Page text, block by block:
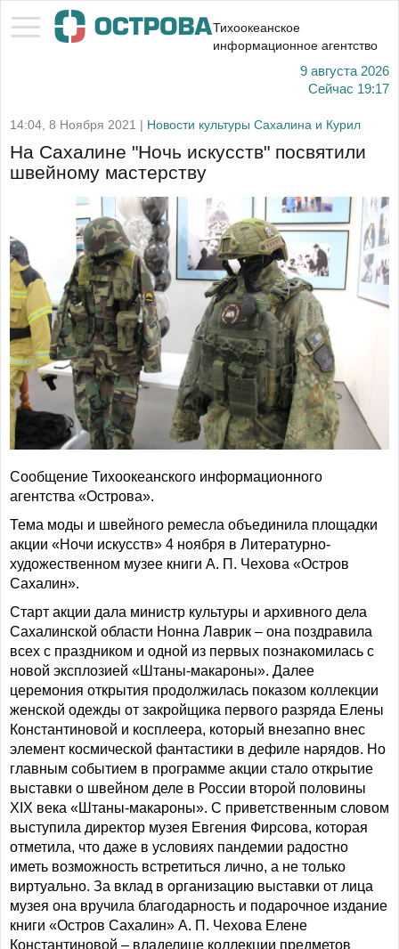
Тихоокеанское
информационное агентство
9 августа 2026
Сейчас 19:17
14:04, 8 Ноября 2021 | Новости культуры Сахалина и Курил
На Сахалине "Ночь искусств" посвятили
швейному мастерству
Сообщение Тихоокеанского информационного
агентства «Острова».
Тема моды и швейного ремесла объединила площадки
акции «Ночи искусств» 4 ноября в Литературно-
художественном музее книги А. П. Чехова «Остров
Сахалин».
Старт акции дала министр культуры и архивного дела
Сахалинской области Нонна Лаврик – она поздравила
всех с праздником и одной из первых познакомилась с
новой эксплозией «Штаны-макароны». Далее
церемония открытия продолжилась показом коллекции
женской одежды от закройщика первого разряда Елены
Константиновой и косплеера, который внезапно внес
элемент космической фантастики в дефиле нарядов. Но
главным событием в программе акции стало открытие
выставки о швейном деле в России второй половины
XIX века «Штаны-макароны». С приветственным словом
выступила директор музея Евгения Фирсова, которая
отметила, что даже в условиях пандемии радостно
иметь возможность встретиться лично, а не только
виртуально. За вклад в организацию выставки от лица
музея она вручила благодарность и подарочное издание
книги «Остров Сахалин» А. П. Чехова Елене
Константиновой – владелице коллекции предметов